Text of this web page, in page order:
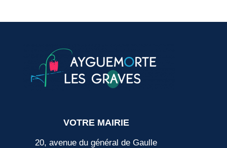
VOTRE MAIRIE
20, avenue du général de Gaulle